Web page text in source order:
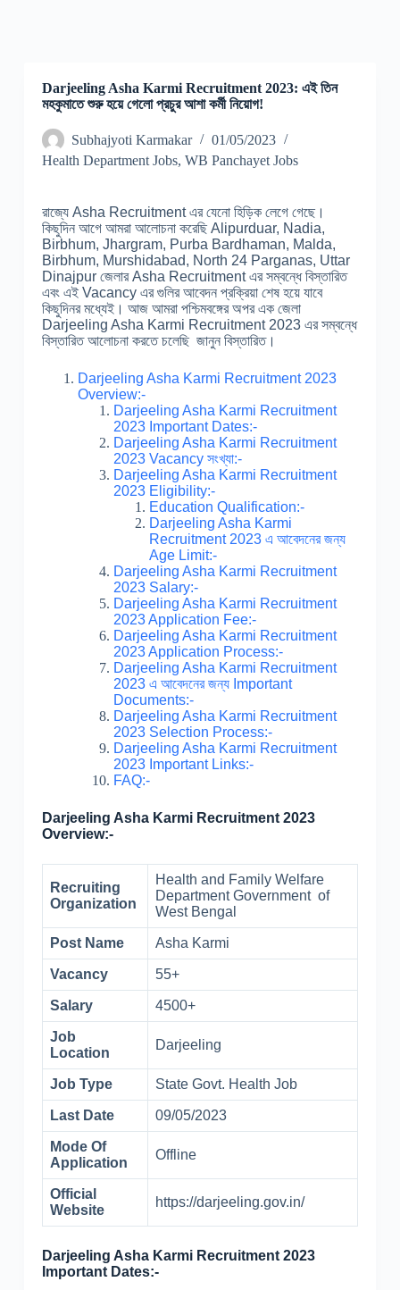
Darjeeling Asha Karmi Recruitment 2023: এই তিন
মহকুমাতে শুরু হয়ে গেলো প্রচুর আশা কর্মী নিয়োগ!
Subhajyoti Karmakar
01/05/2023
Health Department Jobs, WB Panchayet Jobs
রাজ্যে Asha Recruitment এর যেনো হিড়িক লেগে গেছে।
কিছুদিন আগে আমরা আলোচনা করেছি Alipurduar, Nadia,
Birbhum, Jhargram, Purba Bardhaman, Malda,
Birbhum, Murshidabad, North 24 Parganas, Uttar
Dinajpur জেলার Asha Recruitment এর সম্বন্ধে বিস্তারিত
এবং এই Vacancy এর গুলির আবেদন প্রক্রিয়া শেষ হয়ে যাবে
কিছুদিনর মধ্যেই। আজ আমরা পশ্চিমবঙ্গের অপর এক জেলা
Darjeeling Asha Karmi Recruitment 2023 এর সম্বন্ধে
বিস্তারিত আলোচনা করতে চলেছি জানুন বিস্তারিত।
Darjeeling Asha Karmi Recruitment 2023
Overview:-
Darjeeling Asha Karmi Recruitment
2023 Important Dates:-
Darjeeling Asha Karmi Recruitment
2023 Vacancy সংখ্যা:-
Darjeeling Asha Karmi Recruitment
2023 Eligibility:-
Education Qualification:-
Darjeeling Asha Karmi
Recruitment 2023 এ আবেদনের জন্য
Age Limit:-
Darjeeling Asha Karmi Recruitment
2023 Salary:-
Darjeeling Asha Karmi Recruitment
2023 Application Fee:-
Darjeeling Asha Karmi Recruitment
2023 Application Process:-
Darjeeling Asha Karmi Recruitment
2023 এ আবেদনের জন্য Important
Documents:-
Darjeeling Asha Karmi Recruitment
2023 Selection Process:-
Darjeeling Asha Karmi Recruitment
2023 Important Links:-
FAQ:-
Darjeeling Asha Karmi Recruitment 2023
Overview:-
Recruiting
Organization
Health and Family Welfare
Department Government of
West Bengal
Post Name Asha Karmi
Vacancy 55+
Salary 4500+
Job
Location
Darjeeling
Job Type State Govt. Health Job
Last Date 09/05/2023
Mode Of
Application
Offline
Official
Website
https://darjeeling.gov.in/
Darjeeling Asha Karmi Recruitment 2023
Important Dates:-